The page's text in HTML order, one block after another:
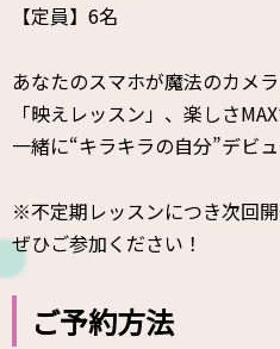
【定員】6名
あなたのスマホが魔法のカメ
「映えレッスン」、楽しさ
一緒に“キラキラの自分”デビ
※不定期レッスンにつき次回
ぜひご参加ください！
ご予約方法